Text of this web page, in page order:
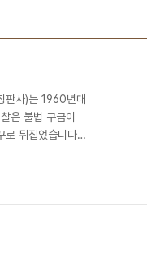
판사)는 1960년대
은 불법 구금이
로 뒤집었습니다.
거능력이 없기
어떻게 간..